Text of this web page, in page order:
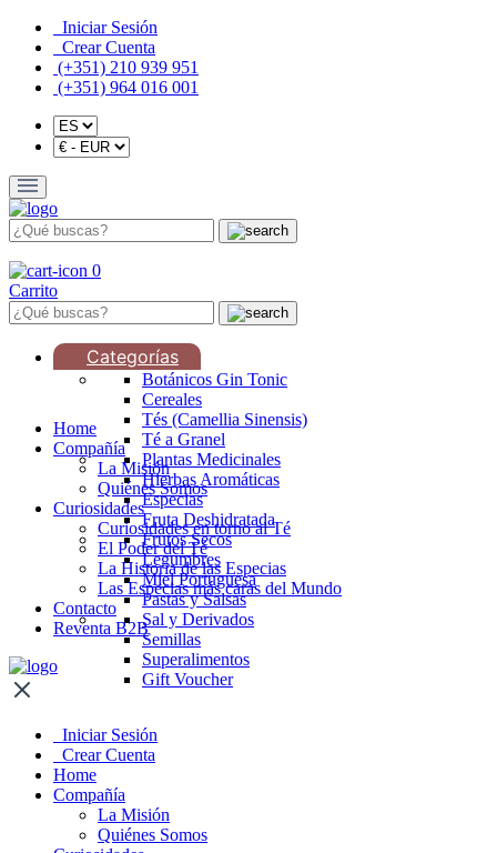
Iniciar Sesión
Crear Cuenta
(+351) 210 939 951
(+351) 964 016 001
0
Carrito
Categorías
Botánicos Gin Tonic
Cereales
Tés (Camellia Sinensis)
Té a Granel
Plantas Medicinales
Hierbas Aromáticas
Especias
Fruta Deshidratada
Frutos Secos
Legumbres
Miel Portuguesa
Pastas y Salsas
Sal y Derivados
Semillas
Superalimentos
Gift Voucher
Home
Compañía
La Misión
Quiénes Somos
Curiosidades
Curiosidades en torno al Té
El Poder del Té
La Historia de las Especias
Las Especias más caras del Mundo
Contacto
Reventa B2B
Iniciar Sesión
Crear Cuenta
Home
Compañía
La Misión
Quiénes Somos